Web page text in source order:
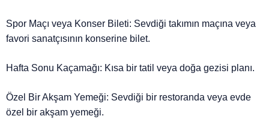
Spor Maçı veya Konser Bileti: Sevdiği takımın maçına veya
favori sanatçısının konserine bilet.
Hafta Sonu Kaçamağı: Kısa bir tatil veya doğa gezisi planı.
Özel Bir Akşam Yemeği: Sevdiği bir restoranda veya evde
özel bir akşam yemeği.